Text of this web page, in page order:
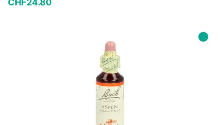
CHF24.80
In den Warenkorb